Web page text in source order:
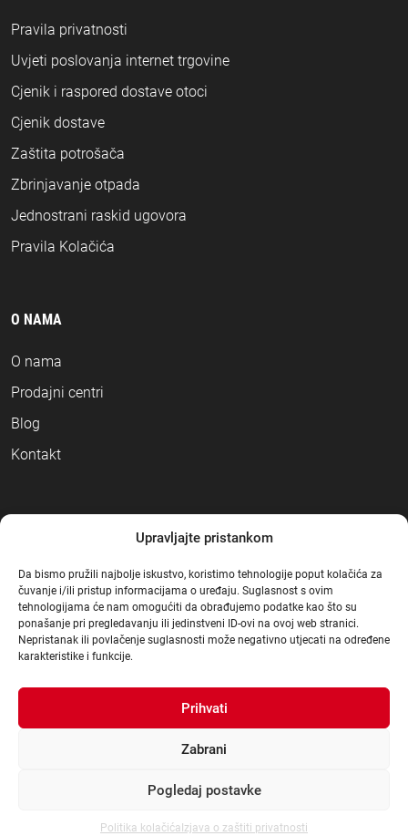
Upravljajte pristankom
Da bismo pružili najbolje iskustvo, koristimo tehnologije poput kolačića za
čuvanje i/ili pristup informacijama o uređaju. Suglasnost s ovim
tehnologijama će nam omogućiti da obrađujemo podatke kao što su
ponašanje pri pregledavanju ili jedinstveni ID-ovi na ovoj web stranici.
Nepristanak ili povlačenje suglasnosti može negativno utjecati na određene
karakteristike i funkcije.
Prihvati
Zabrani
Pogledaj postavke
Politika kolačića Izjava o zaštiti privatnosti
Pravila privatnosti
Uvjeti poslovanja internet trgovine
Cjenik i raspored dostave otoci
Cjenik dostave
Zaštita potrošača
Zbrinjavanje otpada
Jednostrani raskid ugovora
Pravila Kolačića
O NAMA
O nama
Prodajni centri
Blog
Kontakt
Izrada:dcc4web